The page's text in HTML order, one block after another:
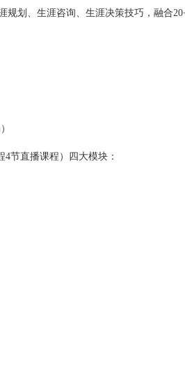
规划、生涯咨询、生涯决策技巧，融合
节直播课程）四大模块：